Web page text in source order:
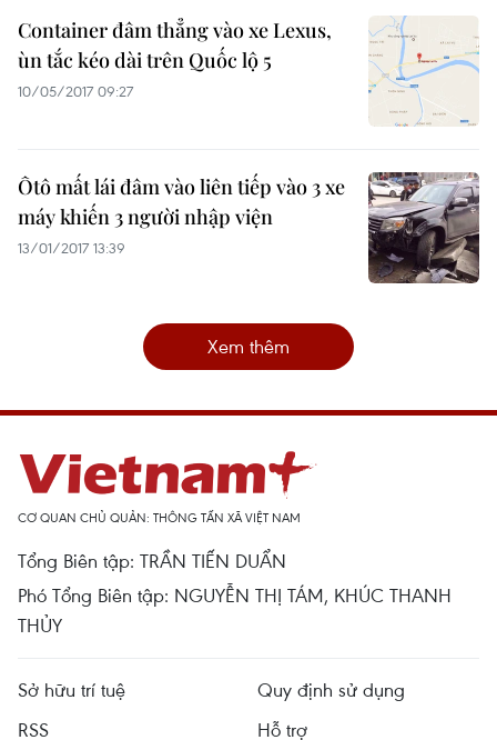
Container đâm thẳng vào xe Lexus,
ùn tắc kéo dài trên Quốc lộ 5
10/05/2017 09:27
Ôtô mất lái đâm vào liên tiếp vào 3 xe
máy khiến 3 người nhập viện
13/01/2017 13:39
Xem thêm
CƠ QUAN CHỦ QUẢN: THÔNG TẤN XÃ VIỆT NAM
Tổng Biên tập: TRẦN TIẾN DUẨN
Phó Tổng Biên tập: NGUYỄN THỊ TÁM, KHÚC THANH
THỦY
Sở hữu trí tuệ
Quy định sử dụng
RSS
Hỗ trợ